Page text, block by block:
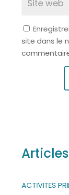
site dans le
n
t
ACTIVITES